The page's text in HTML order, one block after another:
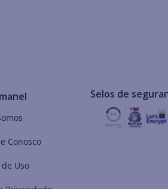
Conosco
Uso
Selos de